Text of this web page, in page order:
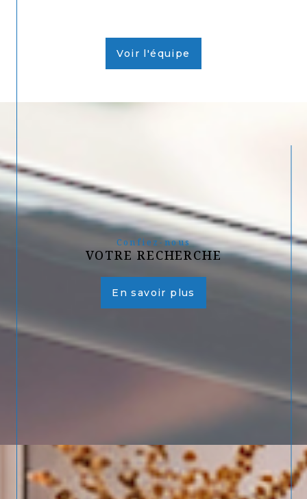
Voir l'équipe
Confiez-nous
VOTRE RECHERCHE
En savoir plus